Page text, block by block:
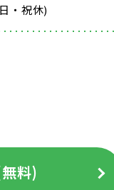
・祝休)
料)